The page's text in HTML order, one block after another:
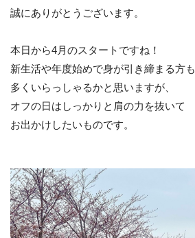
誠にありがとうございます。
本日から4月のスタートですね！
新生活や年度始めで身が引き締まる方も
多くいらっしゃるかと思いますが、
オフの日はしっかりと肩の力を抜いて
お出かけしたいものです。